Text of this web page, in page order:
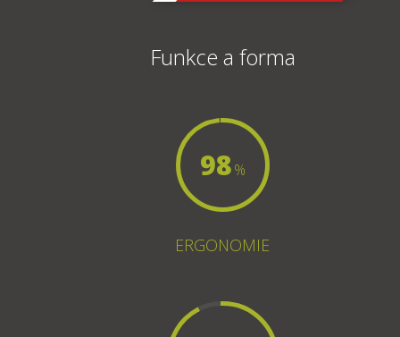
Funkce a forma
98%
ERGONOMIE